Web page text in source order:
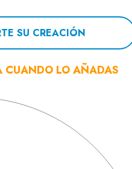
SU CREACIÓN
CUANDO LO AÑADAS